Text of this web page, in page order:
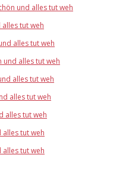
und alles tut weh
alles tut weh
alles tut weh
und alles tut weh
alles tut weh
alles tut weh
alles tut weh
alles tut weh
alles tut weh